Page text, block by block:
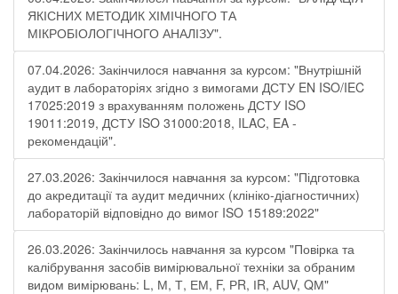
ЯКІСНИХ МЕТОДИК ХІМІЧНОГО ТА
МІКРОБІОЛОГІЧНОГО АНАЛІЗУ".
07.04.2026: Закінчилося навчання за курсом: "Внутрішній
аудит в лабораторіях згідно з вимогами ДСТУ EN ISO/IEC
17025:2019 з врахуванням положень ДСТУ ISO
19011:2019, ДСТУ ISO 31000:2018, ILAC, EA -
рекомендацій".
27.03.2026: Закінчилося навчання за курсом: "Підготовка
до акредитації та аудит медичних (клініко-діагностичних)
лабораторій відповідно до вимог ISO 15189:2022"
26.03.2026: Закінчилось навчання за курсом "Повірка та
калібрування засобів вимірювальної техніки за обраним
видом вимірювань: L, М, Т, ЕМ, F, РR, ІR, АUV, QМ"